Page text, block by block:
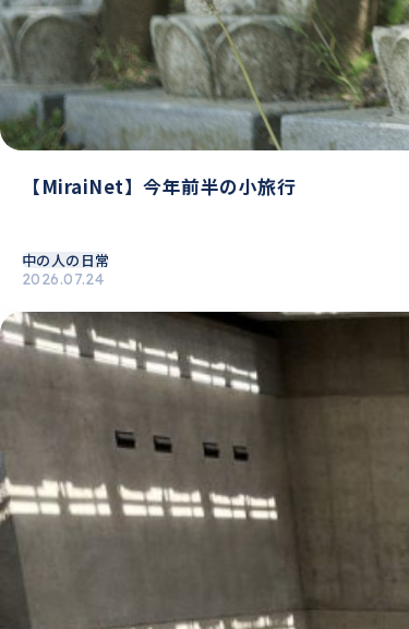
【MiraiNet】今年前半の小旅行
中の人の日常
2026.07.24